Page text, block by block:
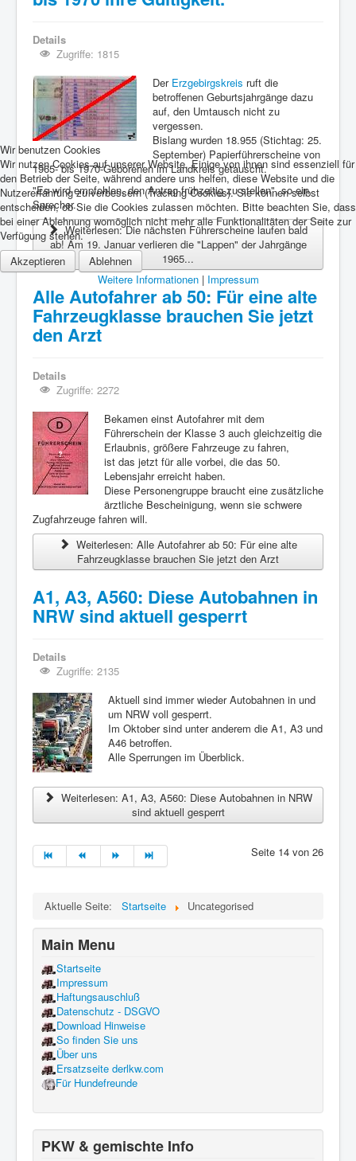
Details
Zugriffe: 1815
Der Erzgebirgskreis ruft die
betroffenen Geburtsjahrgänge dazu
auf, den Umtausch nicht zu
vergessen.
Bislang wurden 18.955 (Stichtag: 25.
September) Papierführerscheine von
1965- bis 1970-Geborenen im Landkreis getauscht.
"Es wird empfohlen, den Antrag frühzeitig zu stellen", so ein
Sprecher.
Weiterlesen: Die nächsten Führerscheine laufen bald
ab! Am 19. Januar verlieren die "Lappen" der Jahrgänge
1965...
Alle Autofahrer ab 50: Für eine alte
Fahrzeugklasse brauchen Sie jetzt
den Arzt
Details
Zugriffe: 2272
Bekamen einst Autofahrer mit dem
Führerschein der Klasse 3 auch gleichzeitig die
Erlaubnis, größere Fahrzeuge zu fahren,
ist das jetzt für alle vorbei, die das 50.
Lebensjahr erreicht haben.
Diese Personengruppe braucht eine zusätzliche
ärztliche Bescheinigung, wenn sie schwere
Zugfahrzeuge fahren will.
Weiterlesen: Alle Autofahrer ab 50: Für eine alte
Fahrzeugklasse brauchen Sie jetzt den Arzt
A1, A3, A560: Diese Autobahnen in
NRW sind aktuell gesperrt
Details
Zugriffe: 2135
Aktuell sind immer wieder Autobahnen in und
um NRW voll gesperrt.
Im Oktober sind unter anderem die A1, A3 und
A46 betroffen.
Alle Sperrungen im Überblick.
Weiterlesen: A1, A3, A560: Diese Autobahnen in NRW
sind aktuell gesperrt
Seite 14 von 26
Aktuelle Seite: Startseite Uncategorised
Main Menu
Startseite
Impressum
Haftungsauschluß
Datenschutz - DSGVO
Download Hinweise
So finden Sie uns
Über uns
Ersatzseite derlkw.com
Für Hundefreunde
PKW & gemischte Info
Wir benutzen Cookies
Wir nutzen Cookies auf unserer Website. Einige von ihnen sind essenziell für
den Betrieb der Seite, während andere uns helfen, diese Website und die
Nutzererfahrung zu verbessern (Tracking Cookies). Sie können selbst
entscheiden, ob Sie die Cookies zulassen möchten. Bitte beachten Sie, dass
bei einer Ablehnung womöglich nicht mehr alle Funktionalitäten der Seite zur
Verfügung stehen.
Akzeptieren
Ablehnen
Weitere Informationen| Impressum